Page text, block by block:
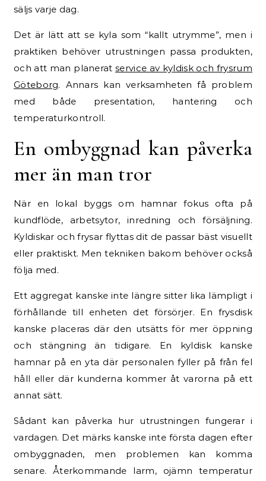
säljs varje dag.
Det är lätt att se kyla som “kallt utrymme”, men i
praktiken behöver utrustningen passa produkten,
och att man planeratservice av kyldisk och frysrum
Göteborg. Annars kan verksamheten få problem
med både presentation, hantering och
temperaturkontroll.
En ombyggnad kan påverka
mer än man tror
När en lokal byggs om hamnar fokus ofta på
kundflöde, arbetsytor, inredning och försäljning.
Kyldiskar och frysar flyttas dit de passar bäst visuellt
eller praktiskt. Men tekniken bakom behöver också
följa med.
Ett aggregat kanske inte längre sitter lika lämpligt i
förhållande till enheten det försörjer. En frysdisk
kanske placeras där den utsätts för mer öppning
och stängning än tidigare. En kyldisk kanske
hamnar på en yta där personalen fyller på från fel
håll eller där kunderna kommer åt varorna på ett
annat sätt.
Sådant kan påverka hur utrustningen fungerar i
vardagen. Det märks kanske inte första dagen efter
ombyggnaden, men problemen kan komma
senare. Återkommande larm, ojämn temperatur